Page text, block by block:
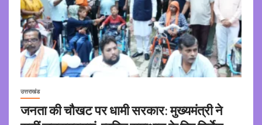
उत्तराखंड
जनता की चौखट पर धामी सरकार: मुख्यमंत्री ने